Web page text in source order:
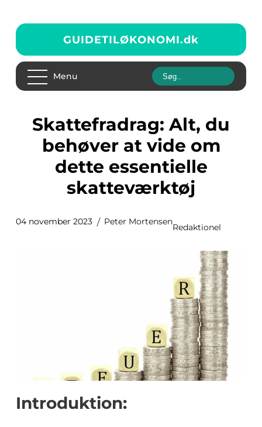
GUIDETILØKONOMI.dk
Menu
Skattefradrag: Alt, du
behøver at vide om
dette essentielle
skatteværktøj
04 november 2023 Peter Mortensen
Redaktionel
Introduktion: